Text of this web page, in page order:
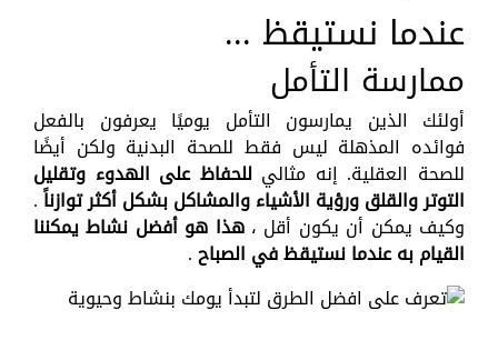
عندما نستيقظ ...
ممارسة التأمل
أولئك الذين يمارسون التأمل يوميًا يعرفون بالفعل
فوائده المذهلة ليس فقط للصحة البدنية ولكن أيضًا
للصحة العقلية. إنه مثاليللحفاظ على الهدوء وتقليل
التوتر والقلق ورؤية الأشياء والمشاكل بشكل أكثر توازناً.
وكيف يمكن أن يكون أقل ،هذا هو أفضل نشاط يمكننا
القيام به عندما نستيقظ في الصباح.